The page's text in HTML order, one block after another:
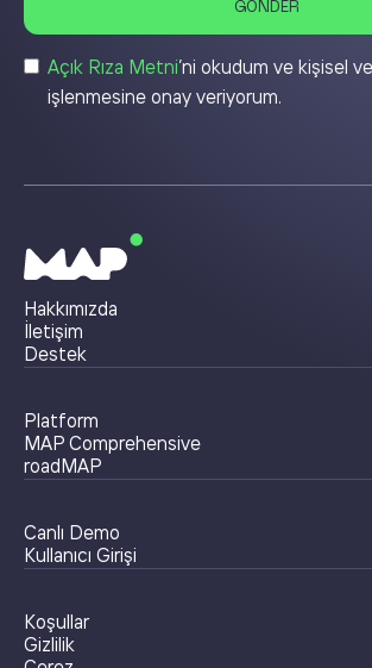
Açık Rıza Metni’ni okudum ve kişisel
işlenmesine onay veriyorum.
Hakkımızda
İletişim
Destek
Platform
MAP Comprehensive
roadMAP
Canlı Demo
Kullanıcı Girişi
Koşullar
Gizlilik